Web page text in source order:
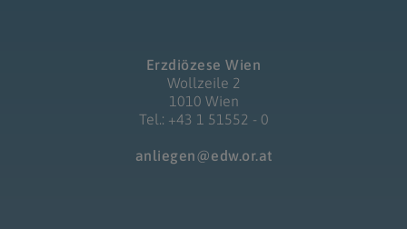
Erzdiözese Wien
Wollzeile 2
1010 Wien
Tel.: +43 1 51552 - 0
anliegen@edw.or.at